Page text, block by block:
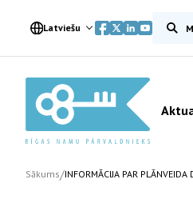
Latviešu Meklēt
Sākums/INFORMĀCIJA PAR